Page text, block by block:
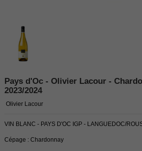
Pays d'Oc - Olivier Lacour -
2023/2024
Olivier Lacour
VIN BLANC - PAYS D'OC IGP - LANGUEDOC/
Cépage : Chardonnay